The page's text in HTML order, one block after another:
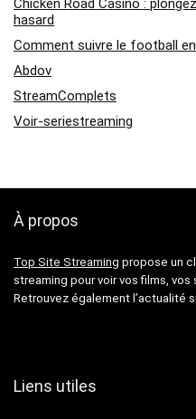
Chicken Road Casino :
hasard
Comment suivre le football
Abdov
StreamComplets
Voir-seriestreaming
À propos
Top Site Streaming propose un
streaming pour voir vos films,
Retrouvez également l’actualité
Liens utiles